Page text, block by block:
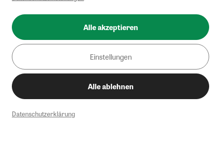
Alle akzeptieren
Einstellungen
Alle ablehnen
Datenschutzerklärung